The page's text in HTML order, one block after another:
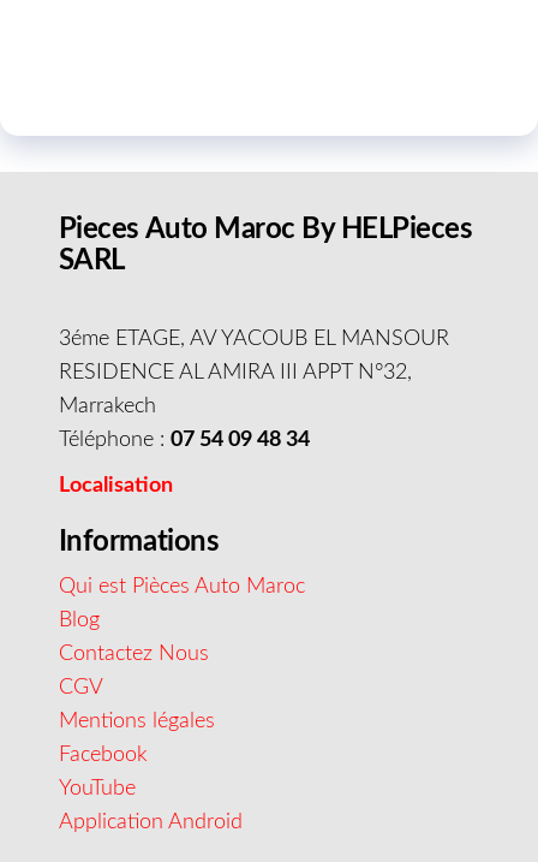
Pieces Auto Maroc By HELPieces
SARL
3éme ETAGE, AV YACOUB EL MANSOUR
RESIDENCE AL AMIRA III APPT N°32,
Marrakech
Téléphone : 07 54 09 48 34
Localisation
Informations
Qui est Pièces Auto Maroc
Blog
Contactez Nous
CGV
Mentions légales
Facebook
YouTube
Application Android